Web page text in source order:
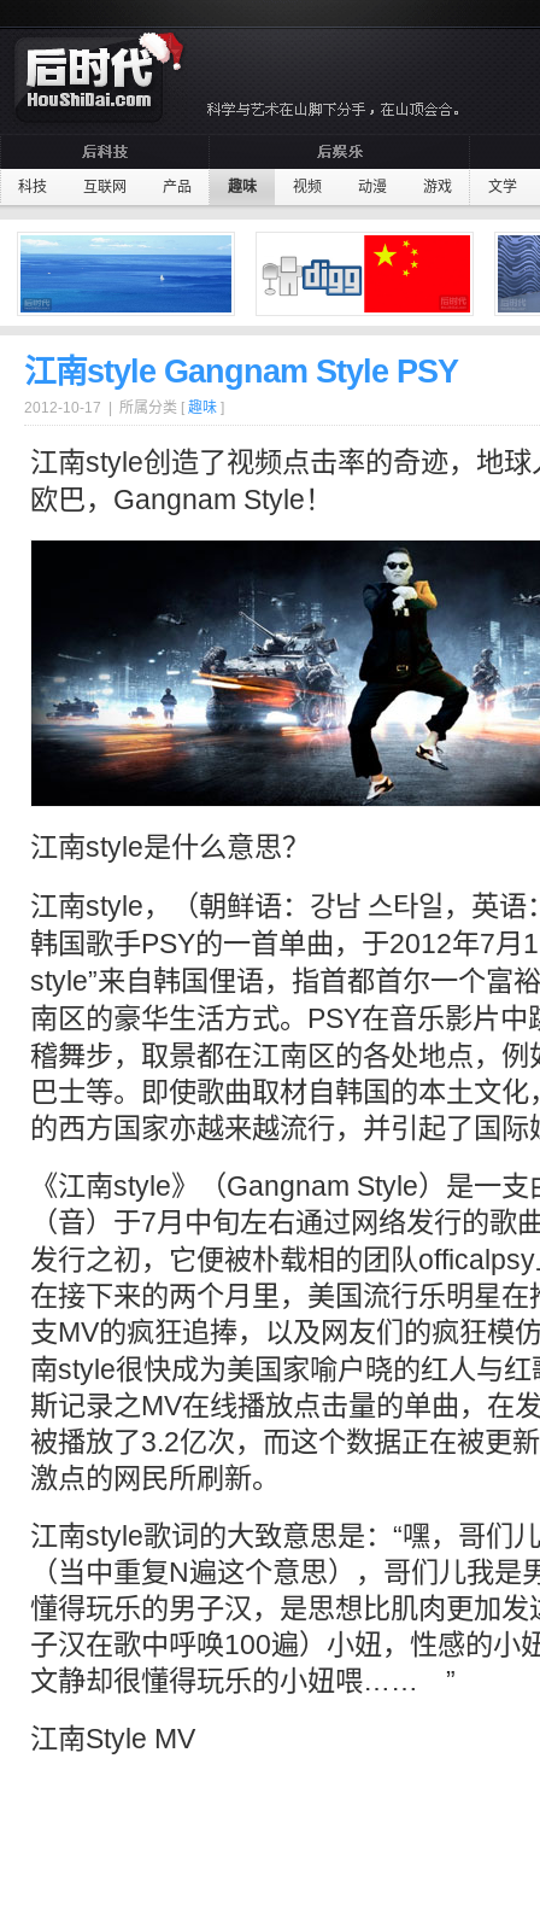
科技 互联网 产品 趣味 视频 动漫 游戏 文学
江南style Gangnam Style PSY
2012-10-17 | 所属分类 [ 趣味 ]
江南style创造了视频点击率的奇迹，地
欧巴，Gangnam Style！
江南style是什么意思？
江南style，（朝鲜语：강남 스타일，英
韩国歌手PSY的一首单曲，于2012年7月
style”来自韩国俚语，指首都首尔一个富
南区的豪华生活方式。 PSY在音乐影片中
稽舞步，取景都在江南区的各处地点，
巴士等。即使歌曲取材自韩国的本土文
的西方国家亦越来越流行，并引起了国际
《江南style》（Gangnam Style）是一
（音）于7月中旬左右通过网络发行的歌
发行之初，它便被朴载相的团队
在接下来的两个月里，美国流行乐明星
支MV的疯狂追捧，以及网友们的疯狂模
南style很快成为美国家喻户晓的红人与
斯记录之MV在线播放点击量的单曲，在
被播放了3.2亿次，而这个数据正在被更
激点的网民所刷新。
江南style歌词的大致意思是：“嘿，哥们
（当中重复N遍这个意思），哥们儿我是
懂得玩乐的男子汉，是思想比肌肉更加
子汉在歌中呼唤100遍）小妞，性感的小
文静却很懂得玩乐的小妞喂…… ”
江南Style MV